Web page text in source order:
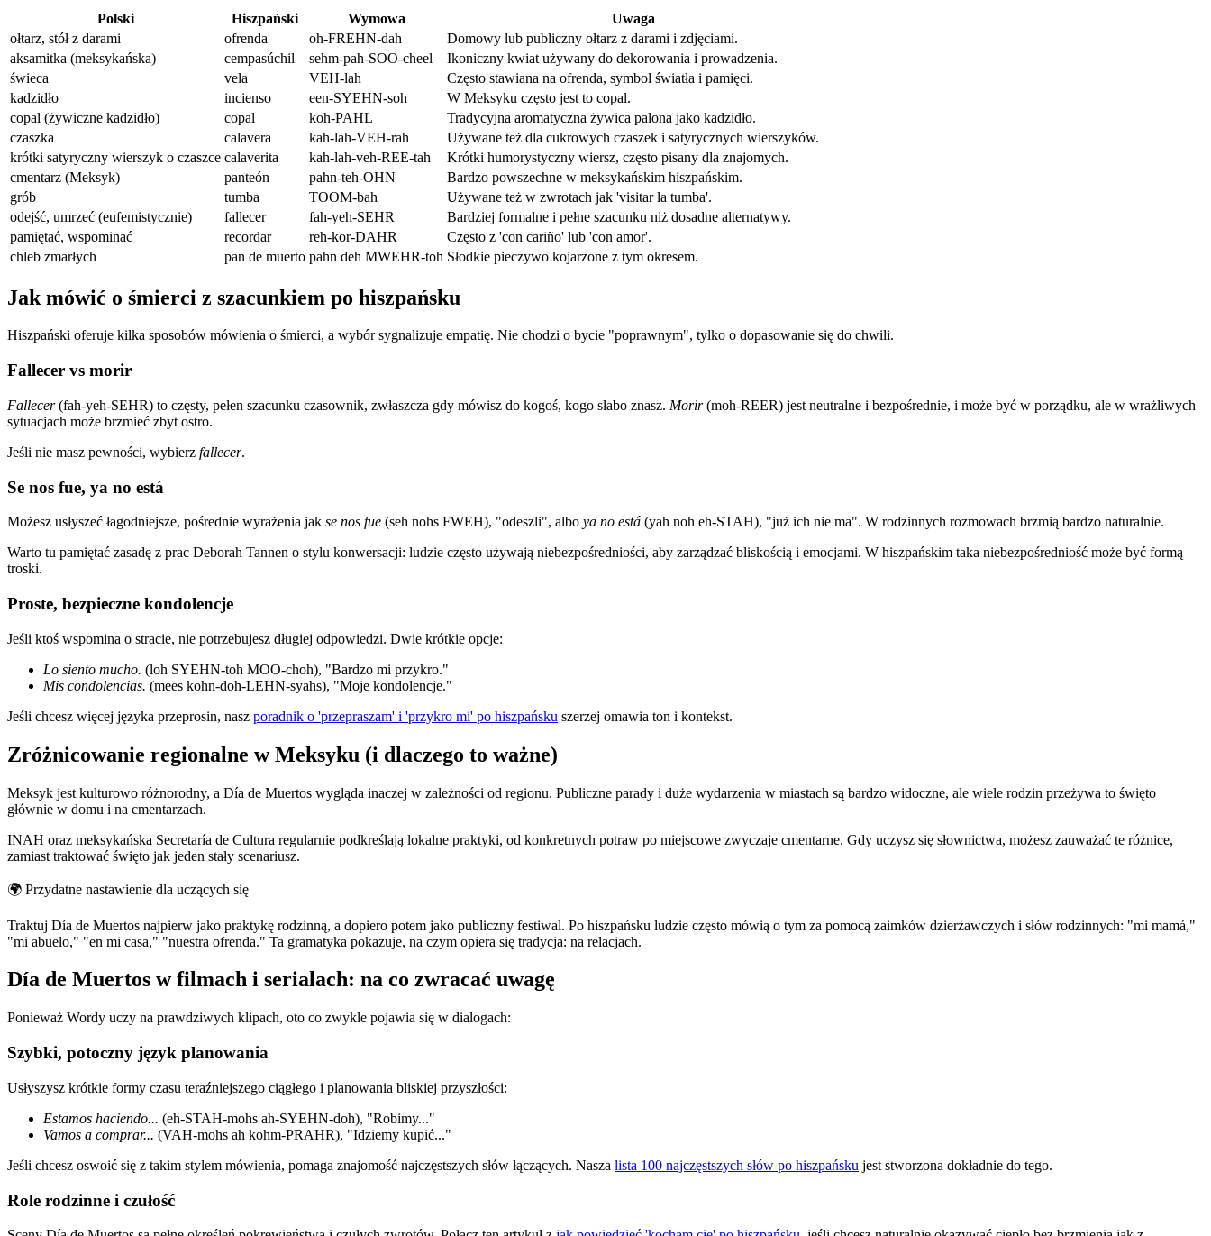
Polski Hiszpański Wymowa
Uwaga
ołtarz, stół z darami
ofrenda oh-FREHN-dah
Domowy lub publiczny ołtarz z darami i zdjęciami.
aksamitka (meksykańska)
cempasúchil sehm-pah-SOO-cheel
Ikoniczny kwiat używany do dekorowania i prowadzenia.
świeca
vela VEH-lah
Często stawiana na ofrenda, symbol światła i pamięci.
kadzidło
incienso een-SYEHN-soh
W Meksyku często jest to copal.
copal (żywiczne kadzidło)
copal koh-PAHL
Tradycyjna aromatyczna żywica palona jako kadzidło.
czaszka
calavera kah-lah-VEH-rah
Używane też dla cukrowych czaszek i satyrycznych wierszyków.
krótki satyryczny wierszyk o czaszce calaverita kah-lah-veh-REE-tah
Krótki humorystyczny wiersz, często pisany dla znajomych.
cmentarz (Meksyk)
panteón pahn-teh-OHN
Bardzo powszechne w meksykańskim hiszpańskim.
grób
tumba TOOM-bah
Używane też w zwrotach jak 'visitar la tumba'.
odejść, umrzeć (eufemistycznie)
fallecer fah-yeh-SEHR
Bardziej formalne i pełne szacunku niż dosadne alternatywy.
pamiętać, wspominać
recordar reh-kor-DAHR
Często z 'con cariño' lub 'con amor'.
chleb zmarłych
pan de muerto pahn deh MWEHR-toh Słodkie pieczywo kojarzone z tym okresem.
Jak mówić o śmierci z szacunkiem po hiszpańsku
Hiszpański oferuje kilka sposobów mówienia o śmierci, a wybór sygnalizuje empatię. Nie chodzi o bycie "poprawnym", tylko o dopasowanie się do chwili.
Fallecer vs morir
Fallecer(fah-yeh-SEHR) to częsty, pełen szacunku czasownik, zwłaszcza gdy mówisz do kogoś, kogo słabo znasz. Morir(moh-REER) jest neutralne i bezpośrednie, i może być w porządku, ale w wrażliwych
sytuacjach może brzmieć zbyt ostro.
Jeśli nie masz pewności, wybierz fallecer.
Se nos fue, ya no está
Możesz usłyszeć łagodniejsze, pośrednie wyrażenia jak se nos fue (seh nohs FWEH), "odeszli", albo ya no está (yah noh eh-STAH), "już ich nie ma". W rodzinnych rozmowach brzmią bardzo naturalnie.
Warto tu pamiętać zasadę z prac Deborah Tannen o stylu konwersacji: ludzie często używają niebezpośredniości, aby zarządzać bliskością i emocjami. W hiszpańskim taka niebezpośredniość może być formą
troski.
Proste, bezpieczne kondolencje
Jeśli ktoś wspomina o stracie, nie potrzebujesz długiej odpowiedzi. Dwie krótkie opcje:
Lo siento mucho. (loh SYEHN-toh MOO-choh), "Bardzo mi przykro."
Mis condolencias. (mees kohn-doh-LEHN-syahs), "Moje kondolencje."
Jeśli chcesz więcej języka przeprosin, nasz poradnik o 'przepraszam' i 'przykro mi' po hiszpańsku szerzej omawia ton i kontekst.
Zróżnicowanie regionalne w Meksyku (i dlaczego to ważne)
Meksyk jest kulturowo różnorodny, a Día de Muertos wygląda inaczej w zależności od regionu. Publiczne parady i duże wydarzenia w miastach są bardzo widoczne, ale wiele rodzin przeżywa to święto
głównie w domu i na cmentarzach.
INAH oraz meksykańska Secretaría de Cultura regularnie podkreślają lokalne praktyki, od konkretnych potraw po miejscowe zwyczaje cmentarne. Gdy uczysz się słownictwa, możesz zauważać te różnice,
zamiast traktować święto jak jeden stały scenariusz.
🌍 Przydatne nastawienie dla uczących się
Traktuj Día de Muertos najpierw jako praktykę rodzinną, a dopiero potem jako publiczny festiwal. Po hiszpańsku ludzie często mówią o tym za pomocą zaimków dzierżawczych i słów rodzinnych: "mi mamá,"
"mi abuelo," "en mi casa," "nuestra ofrenda." Ta gramatyka pokazuje, na czym opiera się tradycja: na relacjach.
Día de Muertos w filmach i serialach: na co zwracać uwagę
Ponieważ Wordy uczy na prawdziwych klipach, oto co zwykle pojawia się w dialogach:
Szybki, potoczny język planowania
Usłyszysz krótkie formy czasu teraźniejszego ciągłego i planowania bliskiej przyszłości:
Estamos haciendo... (eh-STAH-mohs ah-SYEHN-doh), "Robimy..."
Vamos a comprar... (VAH-mohs ah kohm-PRAHR), "Idziemy kupić..."
Jeśli chcesz oswoić się z takim stylem mówienia, pomaga znajomość najczęstszych słów łączących. Nasza lista 100 najczęstszych słów po hiszpańsku jest stworzona dokładnie do tego.
Role rodzinne i czułość